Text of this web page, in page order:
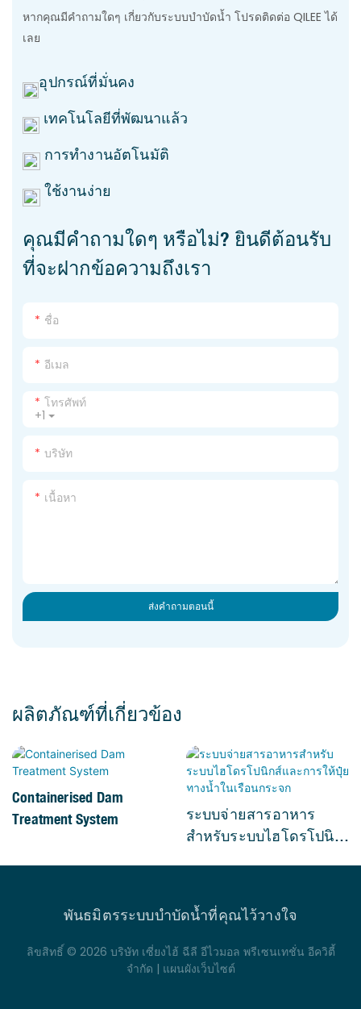
หากคุณมีคำถามใดๆ เกี่ยวกับระบบบำบัดน้ำ โปรดติดต่อ QILEE ได้
เลย
อุปกรณ์ที่มั่นคง
เทคโนโลยีที่พัฒนาแล้ว
การทำงานอัตโนมัติ
ใช้งานง่าย
คุณมีคำถามใดๆ หรือไม่? ยินดีต้อนรับ
ที่จะฝากข้อความถึงเรา
ชื่อ
อีเมล
+1
โทรศัพท์
บริษัท
เนื้อหา
ส่งคำถามตอนนี้
ผลิตภัณฑ์ที่เกี่ยวข้อง
Containerised Dam
Treatment System
ระบบจ่ายสารอาหาร
สำหรับระบบไฮโดรโปนิ
พันธมิตรระบบบำบัดน้ำที่คุณไว้วางใจ
ลิขสิทธิ์ © 2026 บริษัท เซี่ยงไฮ้ ฉีลี อีไวมอล พรีเซนเทชั่น อีควิตี้
จำกัด | แผนผังเว็บไซต์